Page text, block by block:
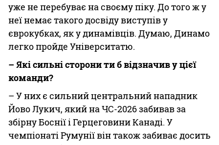
уже не перебуває на своєму піку. До того ж у
неї немає такого досвіду виступів у
єврокубках, як у динамівців. Думаю, Динамо
легко пройде Університатю.
– Які сильні сторони ти б відзначив у цієї
команди?
– У них є сильний центральний нападник
Йово Лукич, який на ЧС-2026 забивав за
збірну Боснії і Герцеговини Канаді. У
чемпіонаті Румунії він також забиває досить